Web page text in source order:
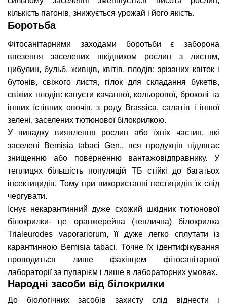
кількість пагонів, знижується урожай і його якість.
Боротьба
Фітосанітарними заходами боротьби є заборона
ввезення заселених шкідником рослин з листям,
цибулин, бульб, живців, квітів, плодів; зрізаних квіток і
бутонів, свіжого листя, гілок для складання букетів,
свіжих плодів: капусти качанної, кольорової, броколі та
інших їстівних овочів, з роду Brassica, салатів і іншої
зелені, заселених тютюнової білокрилкою.
У випадку виявлення рослин або їхніх частин, які
заселені Bemisia tabaci Gen., вся продукція підлягає
знищенню або поверненню вантажовідправнику. У
теплицях більшість популяцій ТБ стійкі до багатьох
інсектицидів. Тому при використанні пестицидів їх слід
чергувати.
Існує некарантинний дуже схожий шкідник тютюнової
білокрилки- це оранжерейна (теплична) білокрилка
Trialeurodes vaporariorum, її дуже легко сплутати із
карантинною Bemisia tabaci. Точне їх ідентифікування
проводиться лише фахівцем фітосанітарної
лабораторії за пупарієм і лише в лабораторних умовах.
Народні засоби від білокрилки
До біологічних засобів захисту слід віднести і